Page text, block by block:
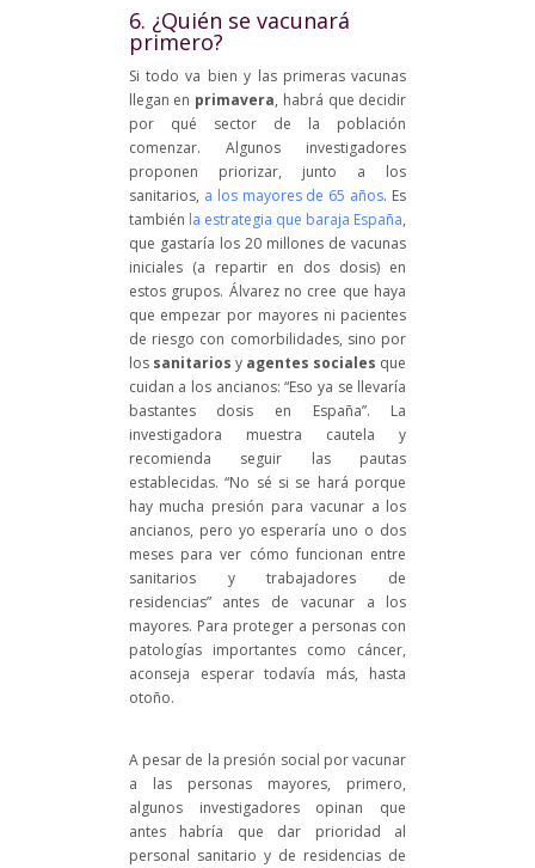
6. ¿Quién se vacunará
primero?
Si todo va bien y las primeras vacunas
llegan en primavera, habrá que decidir
por qué sector de la población
comenzar. Algunos investigadores
proponen priorizar, junto a los
sanitarios, a los mayores de 65 años. Es
también la estrategia que baraja España,
que gastaría los 20 millones de vacunas
iniciales (a repartir en dos dosis) en
estos grupos. Álvarez no cree que haya
que empezar por mayores ni pacientes
de riesgo con comorbilidades, sino por
los sanitarios y agentes sociales que
cuidan a los ancianos: “Eso ya se llevaría
bastantes dosis en España”. La
investigadora muestra cautela y
recomienda seguir las pautas
establecidas. “No sé si se hará porque
hay mucha presión para vacunar a los
ancianos, pero yo esperaría uno o dos
meses para ver cómo funcionan entre
sanitarios y trabajadores de
residencias” antes de vacunar a los
mayores. Para proteger a personas con
patologías importantes como cáncer,
aconseja esperar todavía más, hasta
otoño.
A pesar de la presión social por vacunar
a las personas mayores, primero,
algunos investigadores opinan que
antes habría que dar prioridad al
personal sanitario y de residencias de